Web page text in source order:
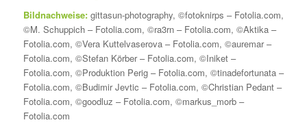
Bildnachweise:gittasun-photography, ©fotoknirps – Fotolia.com,
©M. Schuppich – Fotolia.com, ©ra3rn – Fotolia.com, ©Aktika –
Fotolia.com, ©Vera Kuttelvaserova – Fotolia.com, ©auremar –
Fotolia.com, ©Stefan Körber – Fotolia.com, ©Iniket –
Fotolia.com, ©Produktion Perig – Fotolia.com, ©tinadefortunata –
Fotolia.com, ©Budimir Jevtic – Fotolia.com, ©Christian Pedant –
Fotolia.com, ©goodluz – Fotolia.com, ©markus_morb –
Fotolia.com